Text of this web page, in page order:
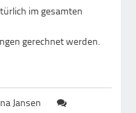
im gesamten
gerechnet werden.
Jansen